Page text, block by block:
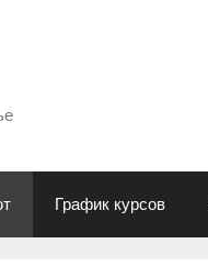
График курсов